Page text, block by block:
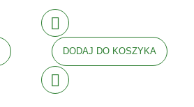
DODAJ DO KOSZYKA